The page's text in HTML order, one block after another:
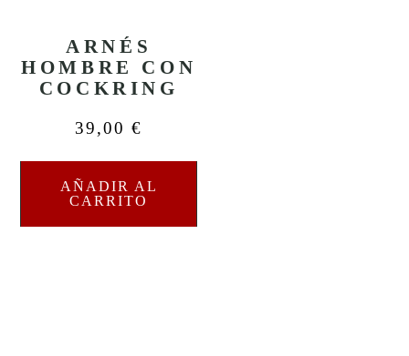
ARNÉS
HOMBRE CON
COCKRING
39,00€
AÑADIR AL
CARRITO